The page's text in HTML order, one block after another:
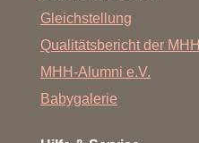
Gleichstellung
Qualitätsbericht der MHH
MHH-Alumni e.V.
Babygalerie